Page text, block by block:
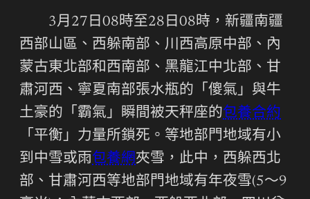
3月27日08時至28日08時，新疆南疆
西部山區、西躲南部、川西高原中部、內
蒙古東北部和西南部、黑龍江中北部、甘
肅河西、寧夏南部張水瓶的「傻氣」與牛
土豪的「霸氣」瞬間被天秤座的包養合約
「平衡」力量所鎖死。等地部門地域有小
到中雪或雨包養網夾雪，此中，西躲西北
部、甘肅河西等地部門地域有年夜雪(5～9